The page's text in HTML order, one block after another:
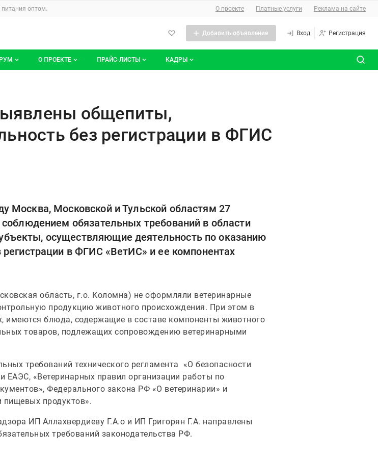
оптом. О сайте
О проекте Платные услуги Реклама на сайте
Добавить объявление Вход Регистрация
О ПРОЕКТЕ ПРАЙС-ЛИСТЫ КАДРЫ
осуществляющие деятельность без
общепиты,
без регистрации в ФГИС
Москва, Московской и Тульской областям 27
обязательных требований в области
осуществляющие деятельность по оказанию
в ФГИС «ВетИС» и ее компонентах
область, г.о. Коломна) не оформляли ветеринарные
продукцию животного происхождения. При этом в
имеются блюда, содержащие в составе компоненты животного
товаров, подлежащих сопровождению ветеринарными
требований технического регламента «О безопасности
ЕАЭС, «Ветеринарных правил организации работы по
Федерального закона РФ «О ветеринарии» и
пищевых продуктов».
ИП Аллахвердиеву Г.А.о и ИП Григорян Г.А. направлены
требований законодательства РФ.